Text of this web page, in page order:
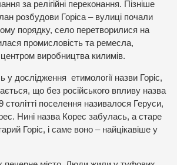
за релігійні переконання. Пізніше
розбудови Горіса – вулиці почали
порядку, село перетворилися на
промисловість та ремесла,
виробництва килимів.
у дослідження етимології назви Горіс,
що без російського впливу назва
столітті поселення називалося Геруси,
Нині назва Корес забулась, а старе
Горіс, і саме воно – найцікавіше у